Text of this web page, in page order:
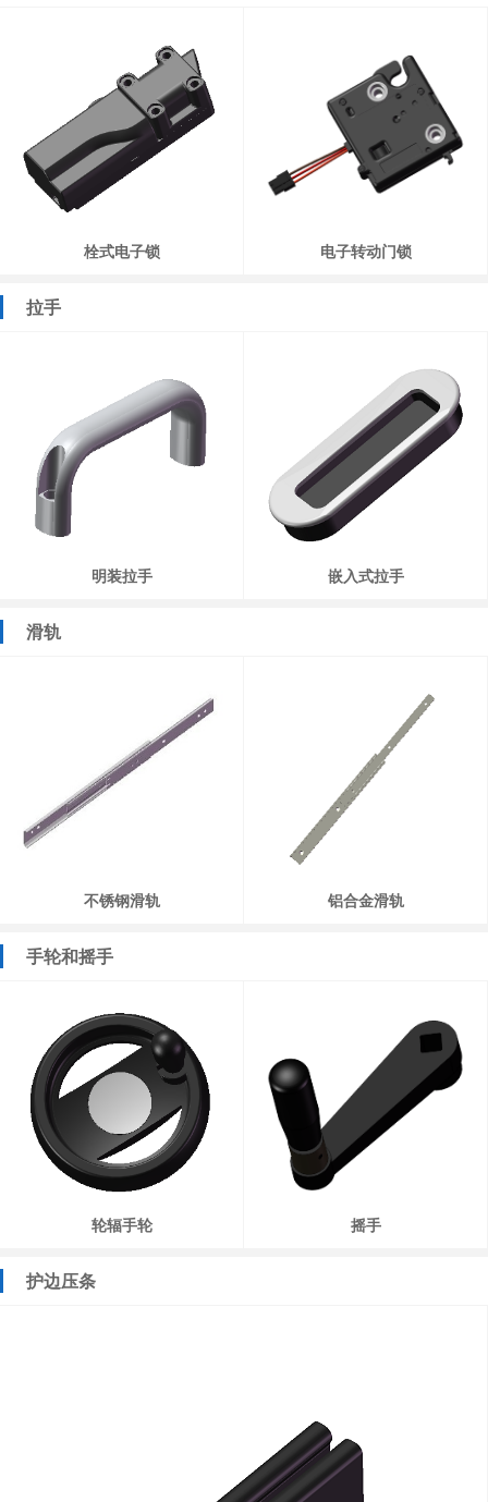
栓式电子锁 电子转动门锁
拉手
明装拉手 嵌入式拉手
滑轨
不锈钢滑轨 铝合金滑轨
手轮和摇手
轮辐手轮 摇手
护边压条